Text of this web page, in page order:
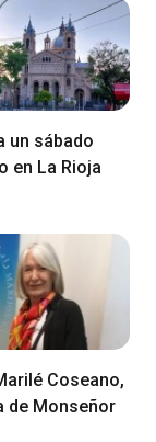
un sábado
en La Rioja
Coseano,
de Monseñor